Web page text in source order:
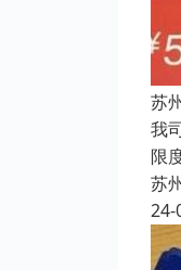
苏
我
限
苏
24-